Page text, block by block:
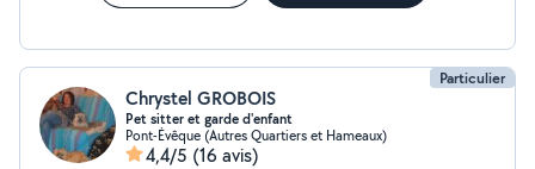
Particulier
Chrystel GROBOIS
Pet sitter et garde d'enfant
Pont-Évêque (Autres Quartiers et Hameaux)
4,4/5 (16 avis)